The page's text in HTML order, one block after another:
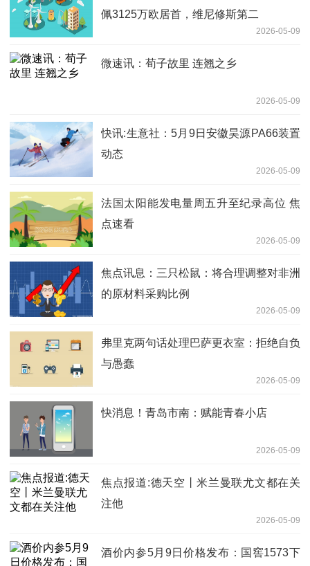
佩3125万欧居首，维尼修斯第二
2026-05-09
微速讯：荀子故里 连翘之乡
2026-05-09
快讯:生意社：5月9日安徽昊源PA66装置
动态
2026-05-09
法国太阳能发电量周五升至纪录高位 焦
点速看
2026-05-09
焦点讯息：三只松鼠：将合理调整对非洲
的原材料采购比例
2026-05-09
弗里克两句话处理巴萨更衣室：拒绝自负
与愚蠢
2026-05-09
快消息！青岛市南：赋能青春小店
2026-05-09
焦点报道:德天空丨米兰曼联尤文都在关
注他
2026-05-09
酒价内参5月9日价格发布：国窖1573下